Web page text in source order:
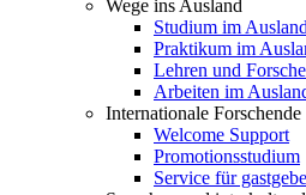
Wege ins Ausland
Studium im Ausland
Praktikum im
Lehren und
Arbeiten im
Internationale Forschende
Welcome Support
Promotionsstudium
Service für